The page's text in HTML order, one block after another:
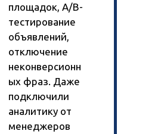
площадок, A/B-
тестирование
объявлений,
отключение
неконверсионн
ых фраз. Даже
подключили
аналитику от
менеджеров